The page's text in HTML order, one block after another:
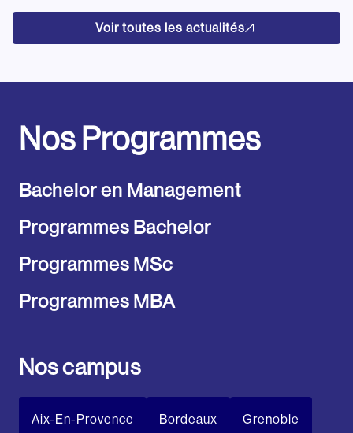
Voir toutes les actualités
Nos Programmes
Bachelor en Management
Programmes Bachelor
Programmes MSc
Programmes MBA
Nos campus
Aix-En-Provence Bordeaux Grenoble